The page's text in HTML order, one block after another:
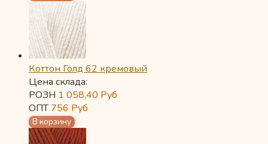
Коттон Голд 62 кремовый
Цена склада:
РОЗН 1 058,40 Руб
ОПТ756 Руб